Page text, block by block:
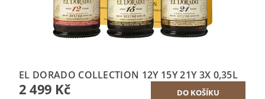
EL DORADO COLLECTION 12Y 15Y 21Y 3X 0,35L
2 499 Kč